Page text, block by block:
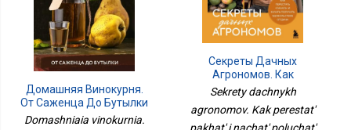
Домашняя Винокурня.
От Саженца До Бутылки
Domashniaia vinokurnia.
Секреты Дачных
Агрономов. Как
Перестать Пахать И
Начать Получать
Удовольствие От Дачи
Sekrety dachnykh
agronomov. Kak perestat'